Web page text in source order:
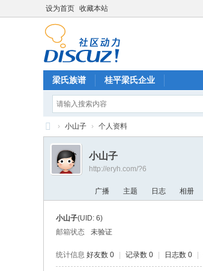
设为首页 收藏本站
梁氏族谱 桂平梁氏企业
梁
论
› 小山子 › 个人资料
小山子
http://eryh.com/?6
广播 主题 日志 相册
小山子(UID: 6)
邮箱状态
未验证
统计信息 好友数 0 记录数 0 日志数 0